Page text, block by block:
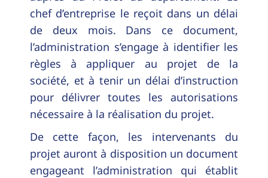
chef d’entreprise le reçoit dans un délai
de deux mois. Dans ce document,
l’administration s’engage à identifier les
règles à appliquer au projet de la
société, et à tenir un délai d’instruction
pour délivrer toutes les autorisations
nécessaire à la réalisation du projet.
De cette façon, les intervenants du
projet auront à disposition un document
engageant l’administration qui établit